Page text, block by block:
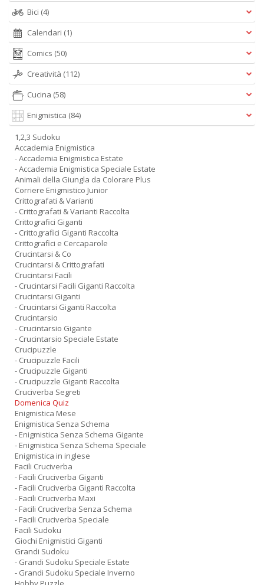
Bici (4)
Calendari (1)
Comics (50)
Creatività (112)
Cucina (58)
Enigmistica (84)
1,2,3 Sudoku
Accademia Enigmistica
- Accademia Enigmistica Estate
- Accademia Enigmistica Speciale Estate
Animali della Giungla da Colorare Plus
Corriere Enigmistico Junior
Crittografati & Varianti
- Crittografati & Varianti Raccolta
Crittografici Giganti
- Crittografici Giganti Raccolta
Crittografici e Cercaparole
Crucintarsi & Co
Crucintarsi & Crittografati
Crucintarsi Facili
- Crucintarsi Facili Giganti Raccolta
Crucintarsi Giganti
- Crucintarsi Giganti Raccolta
Crucintarsio
- Crucintarsio Gigante
- Crucintarsio Speciale Estate
Crucipuzzle
- Crucipuzzle Facili
- Crucipuzzle Giganti
- Crucipuzzle Giganti Raccolta
Cruciverba Segreti
Domenica Quiz
Enigmistica Mese
Enigmistica Senza Schema
- Enigmistica Senza Schema Gigante
- Enigmistica Senza Schema Speciale
Enigmistica in inglese
Facili Cruciverba
- Facili Cruciverba Giganti
- Facili Cruciverba Giganti Raccolta
- Facili Cruciverba Maxi
- Facili Cruciverba Senza Schema
- Facili Cruciverba Speciale
Facili Sudoku
Giochi Enigmistici Giganti
Grandi Sudoku
- Grandi Sudoku Speciale Estate
- Grandi Sudoku Speciale Inverno